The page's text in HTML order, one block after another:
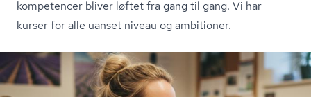
kompetencer bliver løftet fra gang til gang. Vi har
kurser for alle uanset niveau og ambitioner.